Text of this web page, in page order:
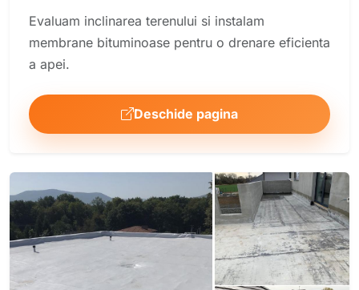
Evaluam inclinarea terenului si instalam
membrane bituminoase pentru o drenare eficienta
a apei.
Deschide pagina